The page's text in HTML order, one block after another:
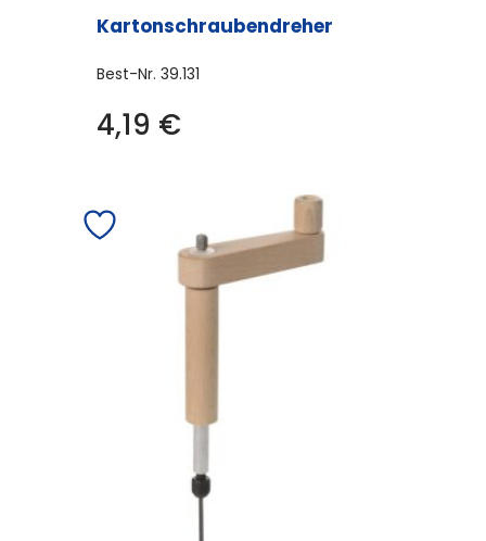
Kartonschraubendreher
Best-Nr. 39.131
4,19 €